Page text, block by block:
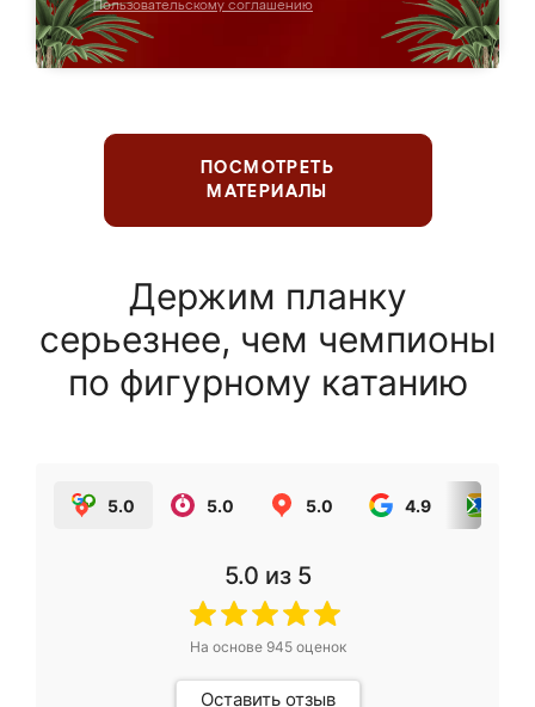
Пользовательскому соглашению
ПОСМОТРЕТЬ
МАТЕРИАЛЫ
Держим планку
серьезнее, чем чемпионы
по фигурному катанию
5.0 5.0 5.0 4.9
5.0 из 5
На основе 945оценок
Оставить отзыв